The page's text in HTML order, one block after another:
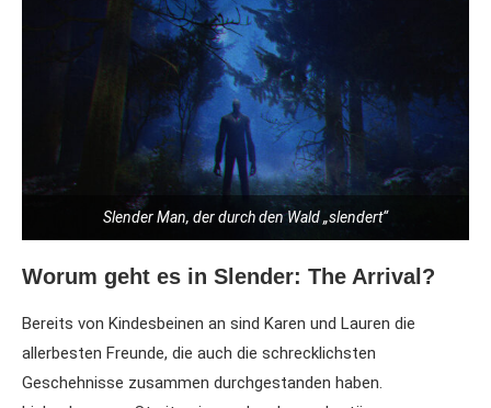
Slender Man, der durch den Wald „slendert“
Worum geht es in Slender: The Arrival?
Bereits von Kindesbeinen an sind Karen und Lauren die
allerbesten Freunde, die auch die schrecklichsten
Geschehnisse zusammen durchgestanden haben.